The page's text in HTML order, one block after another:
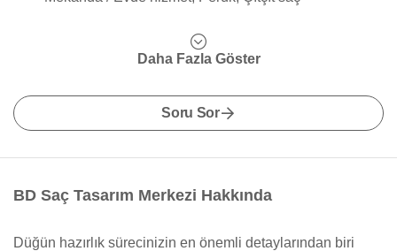
Daha Fazla Göster
Soru Sor
BD Saç Tasarım Merkezi Hakkında
Düğün hazırlık sürecinizin en önemli detaylarından biri